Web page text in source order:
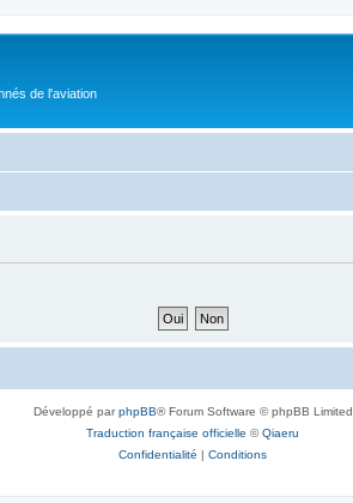
de l'aviation
Développé parphpBB® Forum Software © phpBB Limited
Traduction française officielle ©Qiaeru
Confidentialité | Conditions